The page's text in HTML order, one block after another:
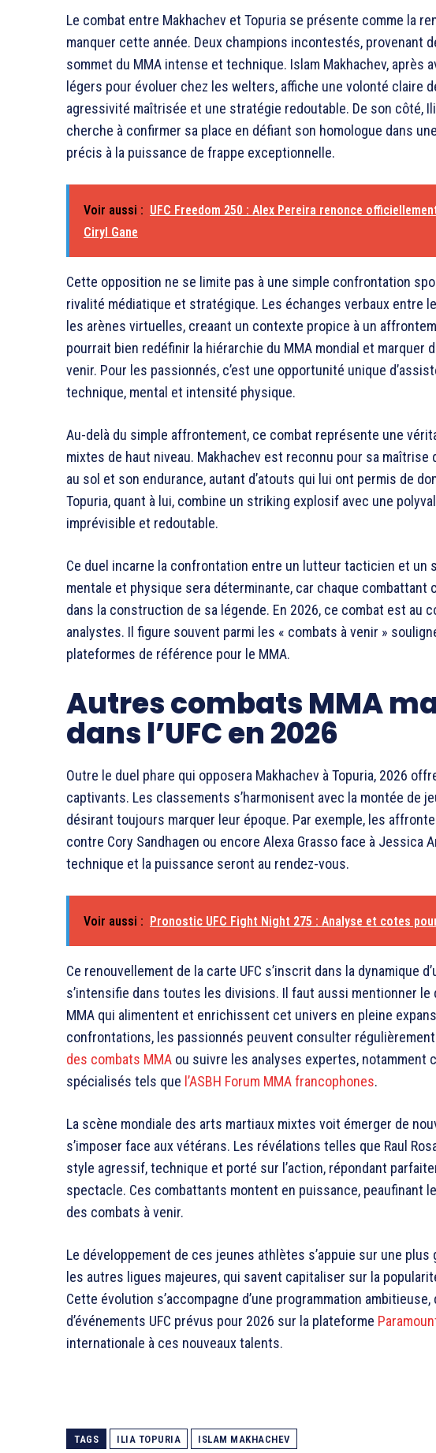
Le combat entre Makhachev et Topuria se présente comme la
manquer cette année. Deux champions incontestés, provenant
sommet du MMA intense et technique. Islam Makhachev, après
légers pour évoluer chez les welters, affiche une volonté claire
agressivité maîtrisée et une stratégie redoutable. De son côté,
cherche à confirmer sa place en défiant son homologue dans
précis à la puissance de frappe exceptionnelle.
Voir aussi : UFC Freedom 250 : Alex Pereira renonce
Ciryl Gane
Cette opposition ne se limite pas à une simple confrontation
rivalité médiatique et stratégique. Les échanges verbaux entre
les arènes virtuelles, creaant un contexte propice à un
pourrait bien redéfinir la hiérarchie du MMA mondial et marquer
venir. Pour les passionnés, c’est une opportunité unique
technique, mental et intensité physique.
Au-delà du simple affrontement, ce combat représente une
mixtes de haut niveau. Makhachev est reconnu pour sa
au sol et son endurance, autant d’atouts qui lui ont permis de
Topuria, quant à lui, combine un striking explosif avec une
imprévisible et redoutable.
Ce duel incarne la confrontation entre un lutteur tacticien et un
mentale et physique sera déterminante, car chaque combattant
dans la construction de sa légende. En 2026, ce combat est
analystes. Il figure souvent parmi les « combats à venir »
plateformes de référence pour le MMA.
Autres combats MMA
dans l’UFC en 2026
Outre le duel phare qui opposera Makhachev à Topuria, 2026
captivants. Les classements s’harmonisent avec la montée de
désirant toujours marquer leur époque. Par exemple, les
contre Cory Sandhagen ou encore Alexa Grasso face à Jessica
technique et la puissance seront au rendez-vous.
Voir aussi : Pronostic UFC Fight Night 275 : Analyse et cotes
Ce renouvellement de la carte UFC s’inscrit dans la dynamique
s’intensifie dans toutes les divisions. Il faut aussi mentionner le
MMA qui alimentent et enrichissent cet univers en pleine
confrontations, les passionnés peuvent consulter
des combats MMA ou suivre les analyses expertes,
spécialisés tels que l’ASBH Forum MMA francophones.
La scène mondiale des arts martiaux mixtes voit émerger de
s’imposer face aux vétérans. Les révélations telles que Raul
style agressif, technique et porté sur l’action, répondant
spectacle. Ces combattants montent en puissance, peaufinant
des combats à venir.
Le développement de ces jeunes athlètes s’appuie sur une plus
les autres ligues majeures, qui savent capitaliser sur la
Cette évolution s’accompagne d’une programmation
d’événements UFC prévus pour 2026 sur la plateforme
internationale à ces nouveaux talents.
TAGS ILIA TOPURIA ISLAM MAKHACHEV